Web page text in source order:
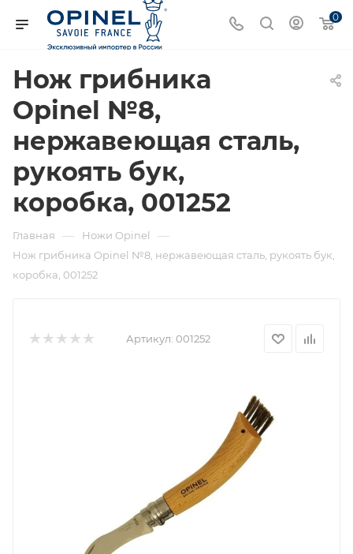
0
Нож грибника
Opinel №8,
нержавеющая сталь,
рукоять бук,
коробка, 001252
Главная — Ножи Opinel —
Нож грибника Opinel №8, нержавеющая сталь, рукоять бук,
коробка, 001252
Артикул: 001252